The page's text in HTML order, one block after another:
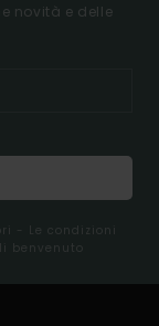
novità e delle
- Le condizioni
benvenuto